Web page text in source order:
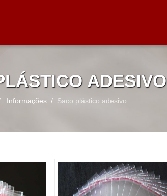
ADESIVO
Informações Saco plástico adesivo